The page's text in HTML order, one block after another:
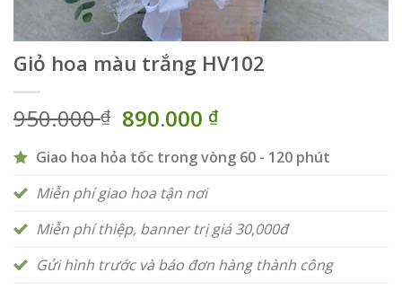
Giỏ hoa màu trắng HV102
950.000₫ Giá
là:
950.000 ₫.
890.000 ₫Giá
tại
Giao hoa hỏa tốc trong vòng 60 - 120 phút
Miễn phí giao hoa tận nơi
Miễn phí thiệp, banner trị giá 30,000đ
Gửi hình trước và báo đơn hàng thành công